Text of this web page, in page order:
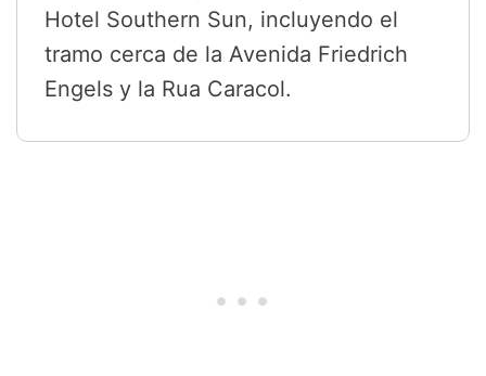
Hotel Southern Sun, incluyendo el
tramo cerca de la Avenida Friedrich
Engels y la Rua Caracol.